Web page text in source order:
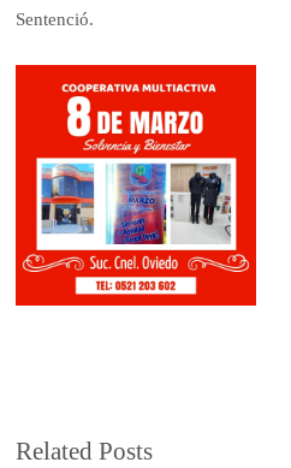
Sentenció.
Related Posts